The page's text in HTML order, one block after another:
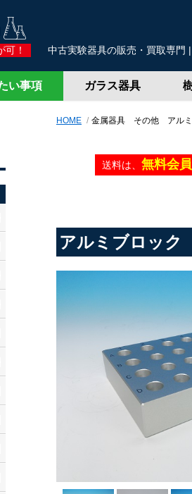
！ 中古実験器具の販売・買取専門 |
い事項 ガラス器具
HOME 金属器具 その他 アルミ
送料は、 無料会
アルミブロック